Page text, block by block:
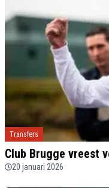
Transfers
Club Brugge vreest
20 januari 2026